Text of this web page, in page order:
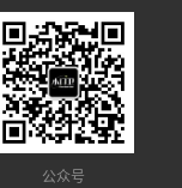
公众号